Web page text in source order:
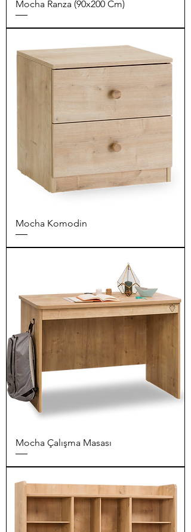
Mocha Ranza (90x200 Cm)
Mocha Komodin
Mocha Çalışma Masası